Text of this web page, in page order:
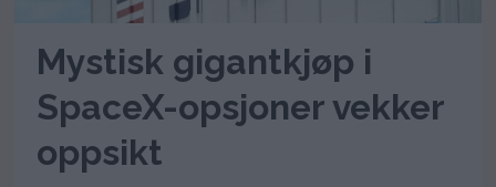
Mystisk gigantkjøp i
SpaceX-opsjoner vekker
oppsikt